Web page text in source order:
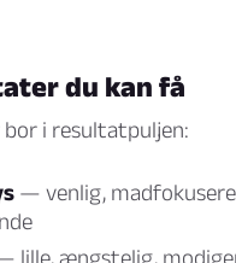
du kan få
bor i resultatpuljen:
— venlig,